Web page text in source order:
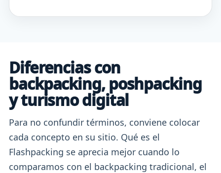
Diferencias con
backpacking, poshpacking
y turismo digital
Para no confundir términos, conviene colocar
cada concepto en su sitio. Qué es el
Flashpacking se aprecia mejor cuando lo
comparamos con el backpacking tradicional, el